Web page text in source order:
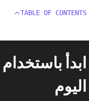
TABLE OF CONTENTS
اليوم